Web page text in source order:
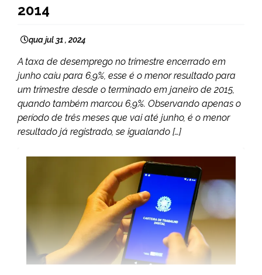
2014
qua jul 31 , 2024
A taxa de desemprego no trimestre encerrado em
junho caiu para 6,9%, esse é o menor resultado para
um trimestre desde o terminado em janeiro de 2015,
quando também marcou 6,9%. Observando apenas o
período de três meses que vai até junho, é o menor
resultado já registrado, se igualando […]